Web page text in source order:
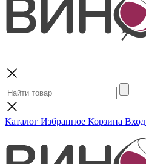
Каталог Избранное Корзина Вход